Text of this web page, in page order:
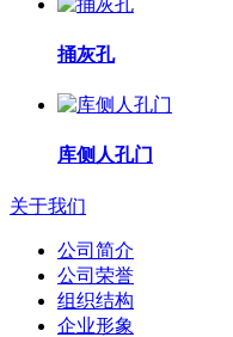
捅灰孔
库侧人孔门
关于我们
公司简介
公司荣誉
组织结构
企业形象